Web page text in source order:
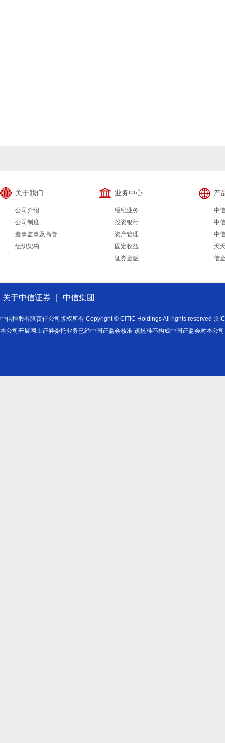
关于我们
公司介绍
公司制度
董事监事及高管
组织架构
业务中心
经纪业务
投资银行
资产管理
固定收益
证券金融
产
中
中
中
天
信
关于中信证券 中信集团
中信控股有限责任公司版权所有 Copyright © CITIC Holdings All rights reserved 京
本公司开展网上证券委托业务已经中国证监会核准 该核准不构成中国证监会对本公